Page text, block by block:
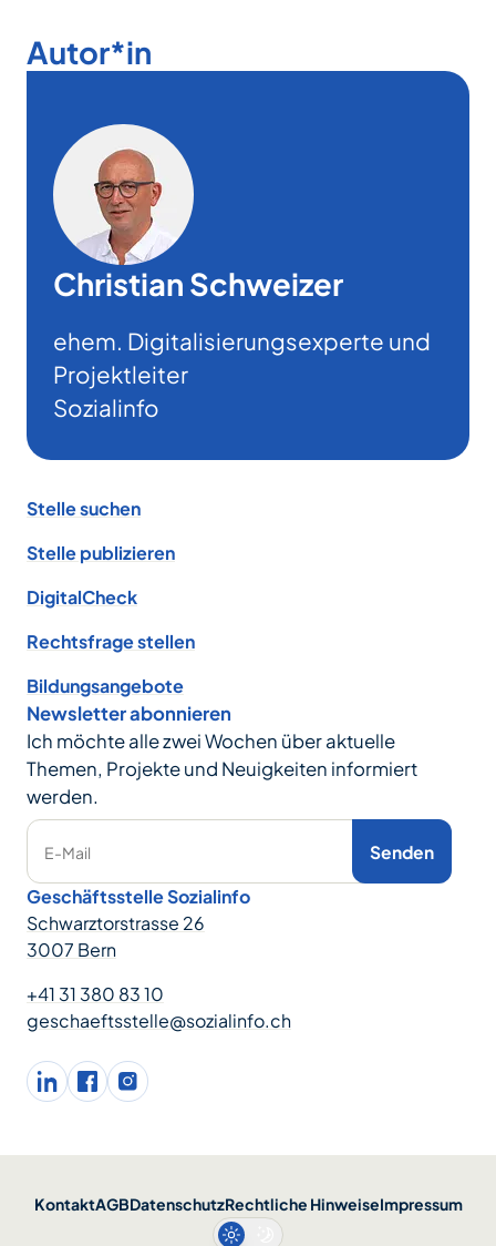
Autor*in
Christian Schweizer
ehem. Digitalisierungsexperte und
Projektleiter
Sozialinfo
Stelle suchen
Stelle publizieren
DigitalCheck
Rechtsfrage stellen
Bildungsangebote
Newsletter abonnieren
Ich möchte alle zwei Wochen über aktuelle
Themen, Projekte und Neuigkeiten informiert
werden.
E-Mail Senden
Geschäftsstelle Sozialinfo
Schwarztorstrasse 26
3007 Bern
+41 31 380 83 10
geschaeftsstelle@sozialinfo.ch
LinkedInfacebookInstagram
KontaktAGBDatenschutzRechtliche HinweiseImpressum